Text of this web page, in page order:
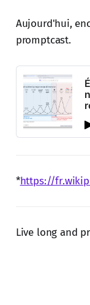
Aujourd'hui,
promptcast.
*https://
Live long and